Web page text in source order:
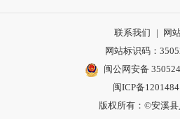
联系我们 |
网
网站标识码：
闽公网安备
闽ICP备
版权所有：©安溪